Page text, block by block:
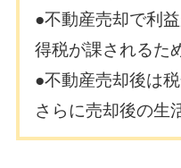
●不動産売却で利
得税が課されるた
●不動産売却後は
さらに売却後の生